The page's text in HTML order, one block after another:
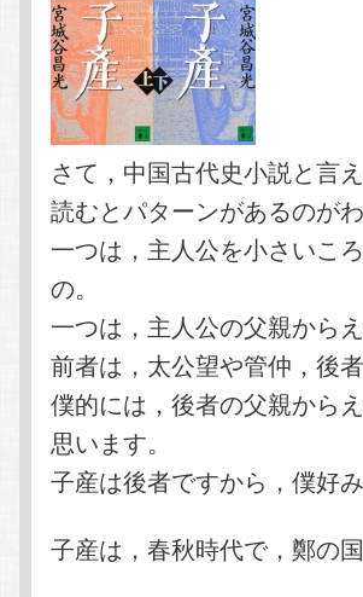
さて，中国古代史小説と言
読むとパターンがあるのがわ
一つは，主人公を小さいこ
の。
一つは，主人公の父親からえ
前者は，太公望や管仲，後
僕的には，後者の父親から
思います。
子産は後者ですから，僕好み
子産は，春秋時代で，鄭の国